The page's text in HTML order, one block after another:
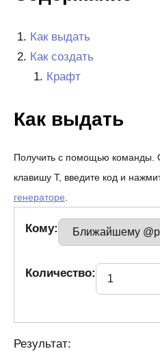
Как выдать
Как создать
Крафт
Как выдать
Получить с помощью команды.
клавишу T, введите код и
генераторе.
Кому:
Количество:
Результат: